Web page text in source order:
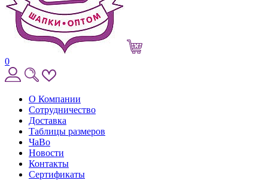
0
О Компании
Сотрудничество
Доставка
Таблицы размеров
ЧаВо
Новости
Контакты
Сертификаты